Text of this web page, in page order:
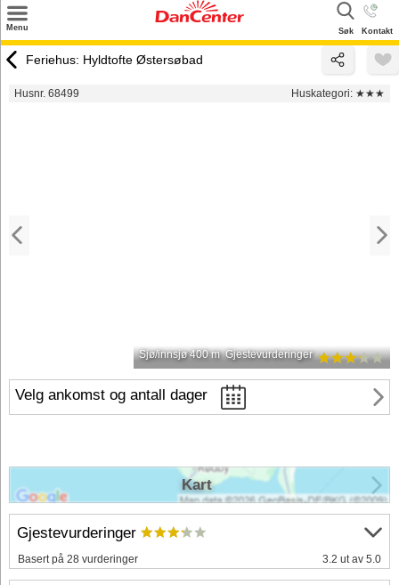
Menu Kontakt
Søk
Tilbud
Feriehus: Hyldtofte Østersøbad
Husnr. 68499 Huskategori: ★★★
Sjø/innsjø 400 m Gjestevurderinger
Velg ankomst og antall dager
Gjestevurderinger
Basert på 28 vurderinger 3.2 ut av 5.0
Kart